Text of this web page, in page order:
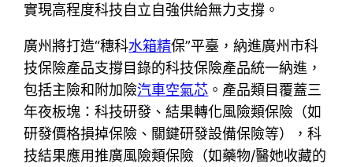
實現高程度科技自立自強供給無力支撐。
廣州將打造“穗科水箱精保”平臺，納進廣州市科
技保險產品支撐目錄的科技保險產品統一納進，
包括主險和附加險汽車空氣芯 。產品類目覆蓋三
年夜板塊：科技研發、結果轉化風險類保險（如
研發價格損掉保險、關鍵研發設備保險等），科
技結果應用推廣風險類保險（如藥物/醫她收藏的